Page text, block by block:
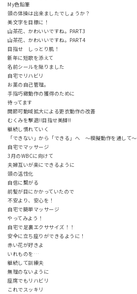
My色鉛筆
頭の体操は出来ましたでしょうか？
美文字を目標に！
山茶花、かわいいですね。PART3
山茶花、かわいいですね。PART4
目指せ しっとり肌！
新年に短歌を添えて
名前シールを貼りました
自宅でリハビリ
お薬の自己管理。
手指巧緻動作の獲得のために
待ってます
関節可動域拡大による更衣動作の改善
むくみを撃退!!目指せ美脚!!
継続し慣れていく
「できない」から「できる」へ ～模擬動作を通して～
自宅でマッサージ
3月のWBCに向けて
夫婦互いが楽にできるように
頭の活性化
自信に繋がる
前髪が目にかかっていたので
不安より、安心を！
自宅で簡単マッサージ
やってみよう！
自宅で足裏エクササイズ！！
安全に立ち座りができるように！
赤い花が好きよ
いれものを…
継続して訓練夫
無理のないように
座席でもリハビリ
これでスッキリ